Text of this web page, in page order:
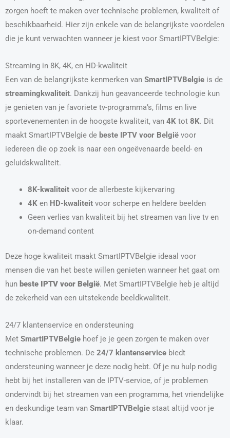
zorgen hoeft te maken over technische problemen, kwaliteit of
beschikbaarheid. Hier zijn enkele van de belangrijkste voordelen
die je kunt verwachten wanneer je kiest voor SmartIPTVBelgie:
Streaming in 8K, 4K, en HD-kwaliteit
Een van de belangrijkste kenmerken van SmartIPTVBelgie is de
streamingkwaliteit. Dankzij hun geavanceerde technologie kun
je genieten van je favoriete tv-programma’s, films en live
sportevenementen in de hoogste kwaliteit, van 4K tot 8K. Dit
maakt SmartIPTVBelgie de beste IPTV voor België voor
iedereen die op zoek is naar een ongeëvenaarde beeld- en
geluidskwaliteit.
8K-kwaliteitvoor de allerbeste kijkervaring
4Ken HD-kwaliteitvoor scherpe en heldere beelden
Geen verlies van kwaliteit bij het streamen van live tv en
on-demand content
Deze hoge kwaliteit maakt SmartIPTVBelgie ideaal voor
mensen die van het beste willen genieten wanneer het gaat om
hun beste IPTV voor België. Met SmartIPTVBelgie heb je altijd
de zekerheid van een uitstekende beeldkwaliteit.
24/7 klantenservice en ondersteuning
Met SmartIPTVBelgie hoef je je geen zorgen te maken over
technische problemen. De 24/7 klantenservice biedt
ondersteuning wanneer je deze nodig hebt. Of je nu hulp nodig
hebt bij het installeren van de IPTV-service, of je problemen
ondervindt bij het streamen van een programma, het vriendelijke
en deskundige team van SmartIPTVBelgie staat altijd voor je
klaar.